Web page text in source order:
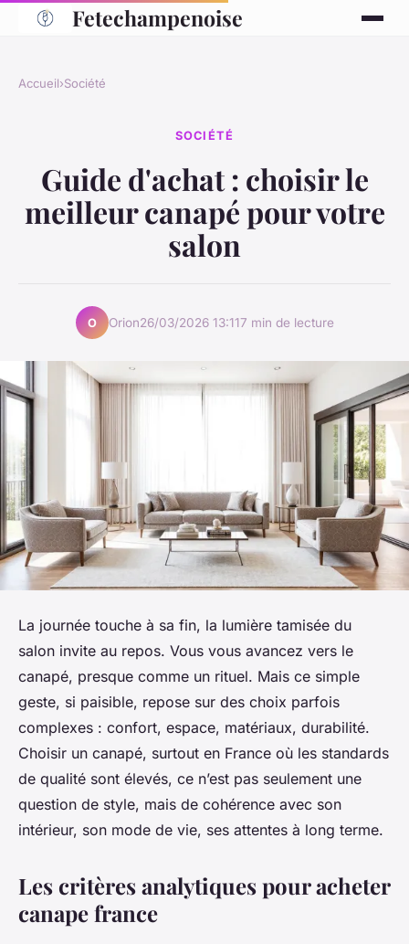
Fetechampenoise
Accueil›Société
SOCIÉTÉ
Guide d'achat : choisir le
meilleur canapé pour votre
salon
O Orion26/03/2026 13:117 min de lecture
La journée touche à sa fin, la lumière tamisée du
salon invite au repos. Vous vous avancez vers le
canapé, presque comme un rituel. Mais ce simple
geste, si paisible, repose sur des choix parfois
complexes : confort, espace, matériaux, durabilité.
Choisir un canapé, surtout en France où les standards
de qualité sont élevés, ce n’est pas seulement une
question de style, mais de cohérence avec son
intérieur, son mode de vie, ses attentes à long terme.
Les critères analytiques pour acheter
canape france